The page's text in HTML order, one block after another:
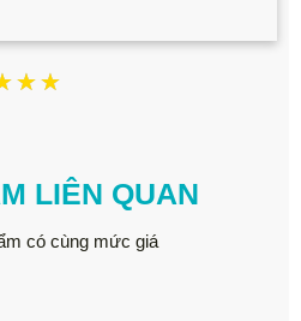
LIÊN QUAN
có cùng mức giá